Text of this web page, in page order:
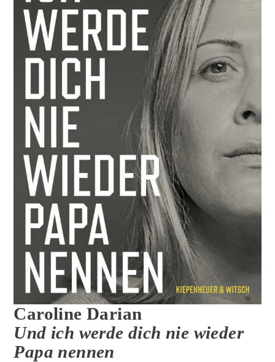
Caroline Darian
Und ich werde dich nie wieder
Papa nennen